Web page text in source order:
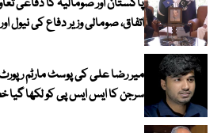
پاکستان اور صومالیہ کا دفاعی
اتفاق، صومالی وزیر دفاع کی نیول اور
میر رضا علی کی پوسٹ مارٹم
سرجن کا ایس ایس پی کو لکھا گیا